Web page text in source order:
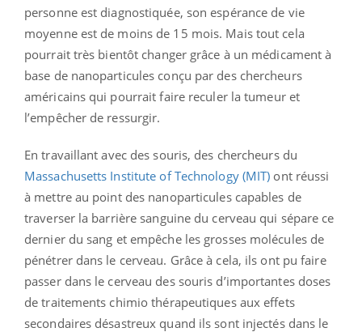
personne est diagnostiquée, son espérance de vie
moyenne est de moins de 15 mois. Mais tout cela
pourrait très bientôt changer grâce à un médicament à
base de nanoparticules conçu par des chercheurs
américains qui pourrait faire reculer la tumeur et
l’empêcher de ressurgir.
En travaillant avec des souris, des chercheurs du
Massachusetts Institute of Technology (MIT) ont réussi
à mettre au point des nanoparticules capables de
traverser la barrière sanguine du cerveau qui sépare ce
dernier du sang et empêche les grosses molécules de
pénétrer dans le cerveau. Grâce à cela, ils ont pu faire
passer dans le cerveau des souris d’importantes doses
de traitements chimio thérapeutiques aux effets
secondaires désastreux quand ils sont injectés dans le